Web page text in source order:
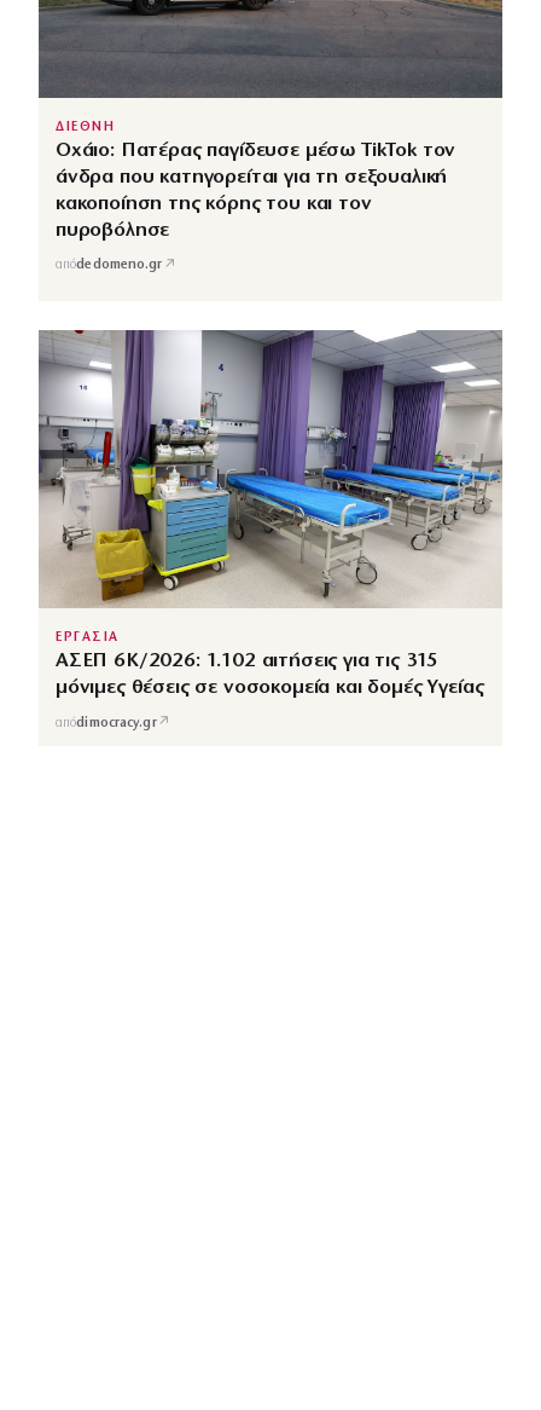
ΔΙΕΘΝΗ
Οχάιο: Πατέρας παγίδευσε μέσω TikTok τον
άνδρα που κατηγορείται για τη σεξουαλική
κακοποίηση της κόρης του και τον
πυροβόλησε
απόdedomeno.gr ↗
ΕΡΓΑΣΙΑ
ΑΣΕΠ 6Κ/2026: 1.102 αιτήσεις για τις 315
μόνιμες θέσεις σε νοσοκομεία και δομές Υγείας
απόdimocracy.gr↗